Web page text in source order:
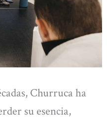
Churruca ha
su esencia,